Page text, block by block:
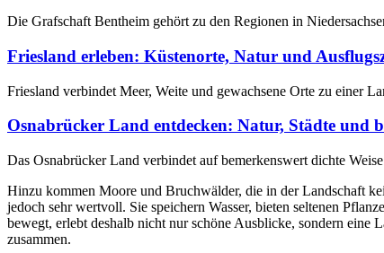
Die Grafschaft Bentheim gehört zu den Regionen in
Friesland erleben: Küstenorte, Natur und
Friesland verbindet Meer, Weite und gewachsene Orte zu einer
Osnabrücker Land entdecken: Natur, Städte und
Das Osnabrücker Land verbindet auf bemerkenswert dichte
Hinzu kommen Moore und Bruchwälder, die in der Landschaft
jedoch sehr wertvoll. Sie speichern Wasser, bieten seltenen
bewegt, erlebt deshalb nicht nur schöne Ausblicke, sondern eine
zusammen.